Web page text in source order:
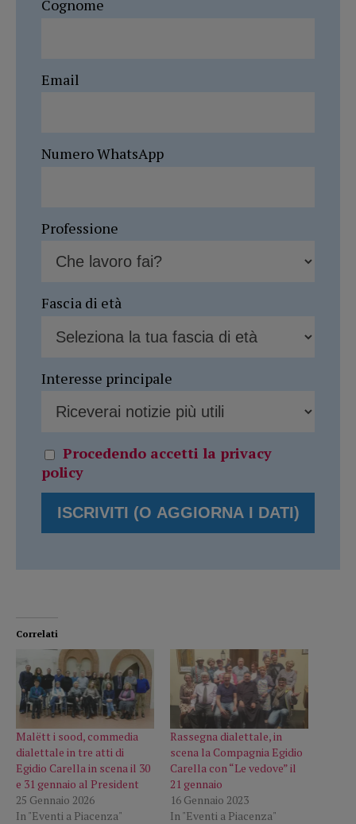
Cognome
Email
Numero WhatsApp
Professione
Fascia di età
Interesse principale
Procedendo accetti la privacy
policy
Correlati
Malëtt i sood, commedia
dialettale in tre atti di
Egidio Carella in scena il 30
e 31 gennaio al President
25 Gennaio 2026
In "Eventi a Piacenza"
Rassegna dialettale, in
scena la Compagnia Egidio
Carella con “Le vedove” il
21 gennaio
16 Gennaio 2023
In "Eventi a Piacenza"